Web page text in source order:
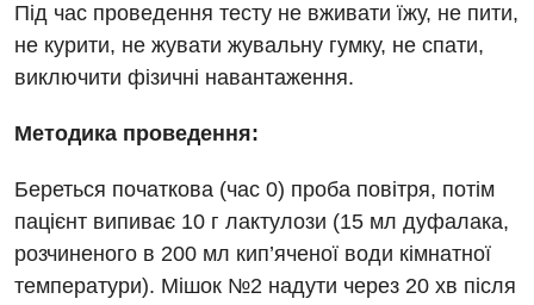
Відгуки
Рентгенографія
УЗД
Для дорослих
Акушерство і гінекологія
Алергологія, імунологія
Андрологія
Декларування
Національний скринінг здоров’я 40+
Українська
Російська
Під час проведення тесту не вживати їжу, не пити,
не курити, не жувати жувальну гумку, не спати,
виключити фізичні навантаження.
Методика проведення:
Береться початкова (час 0) проба повітря, потім
пацієнт випиває 10 г лактулози (15 мл дуфалака,
розчиненого в 200 мл кип’яченої води кімнатної
температури). Мішок №2 надути через 20 хв після